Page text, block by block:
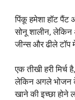
पिंकू हमेशा हॉट पैंट
सोनू शालीन,
जीन्स और ढीले टॉप
एक तीखी हरी
लेकिन अगले भोजन
खाने की इच्छा होने